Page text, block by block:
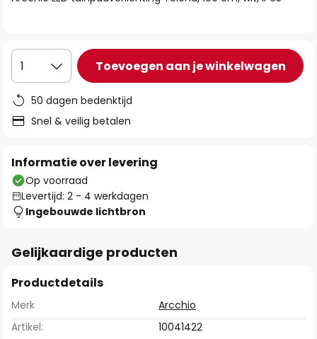
1 Toevoegen aan je winkelwagen
50 dagen bedenktijd
Snel & veilig betalen
Informatie over levering
Op voorraad
Levertijd: 2 - 4 werkdagen
Ingebouwde lichtbron
Gelijkaardige producten
Productdetails
Merk
Arcchio
Artikel:
10041422